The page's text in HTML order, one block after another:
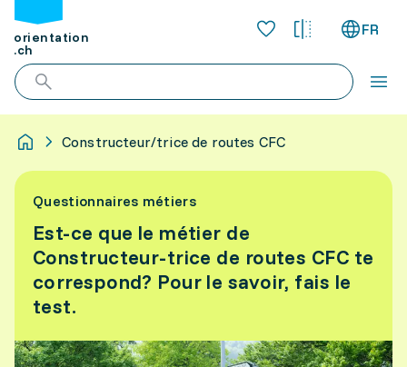
orientation
.ch
FR
Constructeur/trice de routes CFC
Questionnaires métiers
Est-ce que le métier de
Constructeur-trice de routes CFC te
correspond? Pour le savoir, fais le
test.